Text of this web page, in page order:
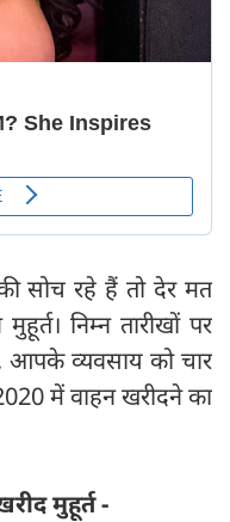
सोच रहे हैं तो देर मत
निम्न तारीखों पर
व्यवसाय को चार
में वाहन खरीदने का
मुहूर्त -